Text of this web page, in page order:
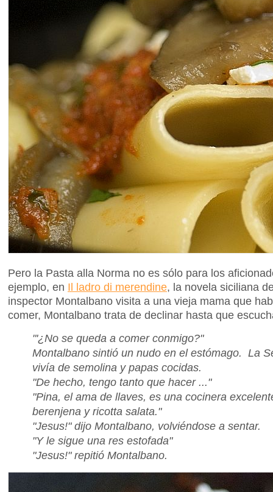
Pero la Pasta alla Norma no es sólo para los
ejemplo, en Il ladro di merendine, la novela siciliana
inspector Montalbano visita a una vieja mama que
comer, Montalbano trata de declinar hasta que
"'¿No se queda a comer conmigo?"
Montalbano sintió un nudo en el estómago. La
vivía de semolina y papas cocidas.
"De hecho, tengo tanto que hacer ..."
"Pina, el ama de llaves, es una cocinera
berenjena y ricotta salata."
"Jesus!" dijo Montalbano, volviéndose a sentar.
"Y le sigue una res estofada"
"Jesus!" repitió Montalbano.